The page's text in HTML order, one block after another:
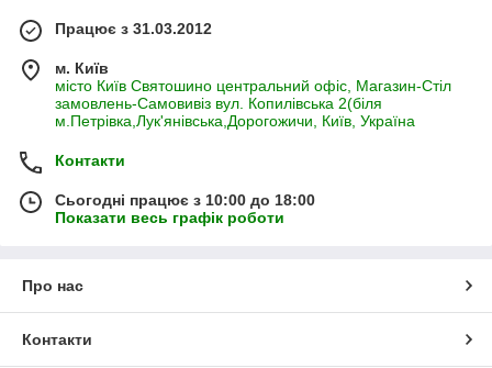
Працює з 31.03.2012
м. Київ
місто Київ Святошино центральний офіс, Магазин-Стіл
замовлень-Самовивіз вул. Копилівська 2(біля
м.Петрівка,Лук'янівська,Дорогожичи, Київ, Україна
Контакти
Сьогодні працює з 10:00 до 18:00
Показати весь графік роботи
Про нас
Контакти